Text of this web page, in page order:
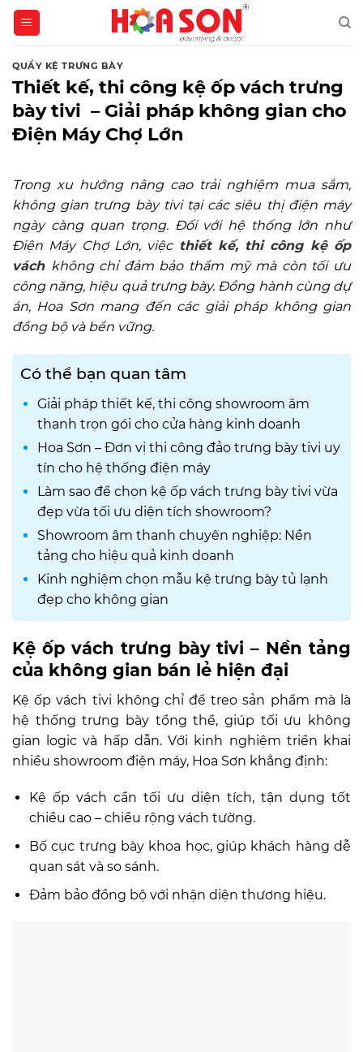
Skip
content
QUẦY KỆ TRƯNG BÀY
Thiết kế, thi công kệ ốp vách trưng
bày tivi – Giải pháp không gian cho
Điện Máy Chợ Lớn
Trong xu hướng nâng cao trải nghiệm mua sắm,
không gian trưng bày tivi tại các siêu thị điện máy
ngày càng quan trọng. Đối với hệ thống lớn như
Điện Máy Chợ Lớn, việc thiết kế, thi công kệ ốp
vách không chỉ đảm bảo thẩm mỹ mà còn tối ưu
công năng, hiệu quả trưng bày. Đồng hành cùng dự
án, Hoa Sơn mang đến các giải pháp không gian
đồng bộ và bền vững.
Có thể bạn quan tâm
Giải pháp thiết kế, thi công showroom âm
thanh trọn gói cho cửa hàng kinh doanh
Hoa Sơn – Đơn vị thi công đảo trưng bày tivi uy
tín cho hệ thống điện máy
Làm sao để chọn kệ ốp vách trưng bày tivi vừa
đẹp vừa tối ưu diện tích showroom?
Showroom âm thanh chuyên nghiệp: Nền
tảng cho hiệu quả kinh doanh
Kinh nghiệm chọn mẫu kệ trưng bày tủ lạnh
đẹp cho không gian
Kệ ốp vách trưng bày tivi – Nền tảng
của không gian bán lẻ hiện đại
Kệ ốp vách tivi không chỉ để treo sản phẩm mà là
hệ thống trưng bày tổng thể, giúp tối ưu không
gian logic và hấp dẫn. Với kinh nghiệm triển khai
nhiều showroom điện máy, Hoa Sơn khẳng định:
Kệ ốp vách cần tối ưu diện tích, tận dụng tốt
chiều cao – chiều rộng vách tường.
Bố cục trưng bày khoa học, giúp khách hàng dễ
quan sát và so sánh.
Đảm bảo đồng bộ với nhận diện thương hiệu.